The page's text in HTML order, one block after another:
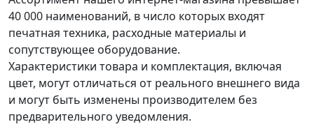
40 000 наименований, в число которых входят
печатная техника, расходные материалы и
сопутствующее оборудование.
Характеристики товара и комплектация, включая
цвет, могут отличаться от реального внешнего вида
и могут быть изменены производителем без
предварительного уведомления.